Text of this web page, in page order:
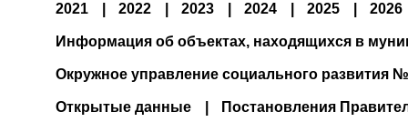
2021 2022 2023 2024 2025 2026
Информация об объектах, находящихся в
Окружное управление социального развития
Открытые данные Постановления